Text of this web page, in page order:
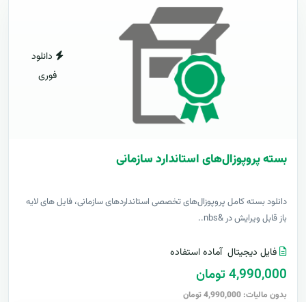
دانلود
فوری
بسته پروپوزال‌های استاندارد سازمانی
دانلود بسته کامل پروپوزال‌های تخصصی استانداردهای سازمانی، فایل های لایه
باز قابل ویرایش در &nbs..
فایل دیجیتال آماده استفاده
4,990,000 تومان
بدون مالیات: 4,990,000 تومان